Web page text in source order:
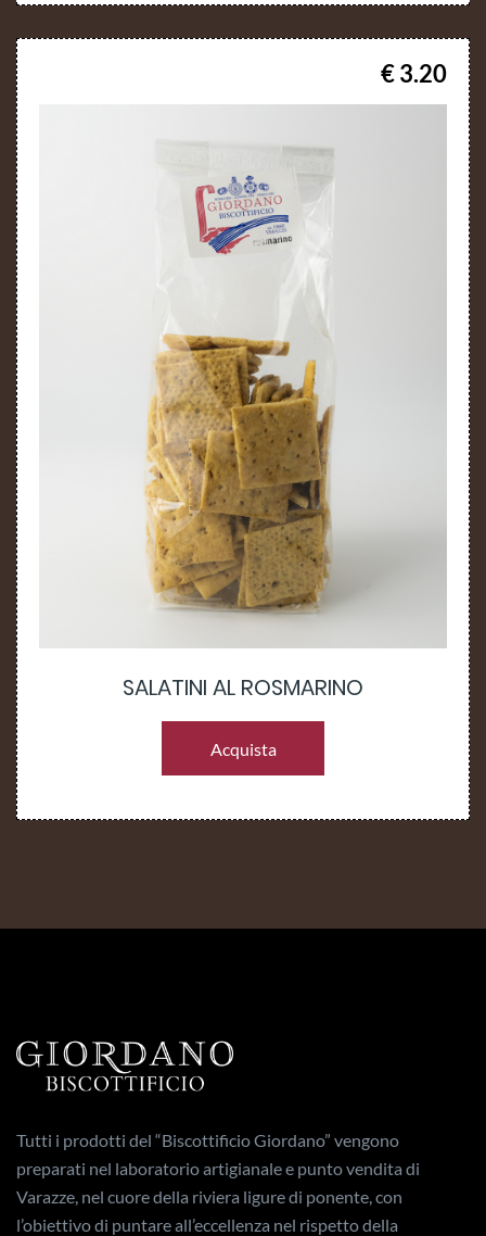
€ 3.20
SALATINI AL ROSMARINO
Acquista
Tutti i prodotti del “Biscottificio Giordano” vengono
preparati nel laboratorio artigianale e punto vendita di
Varazze, nel cuore della riviera ligure di ponente, con
l’obiettivo di puntare all’eccellenza nel rispetto della